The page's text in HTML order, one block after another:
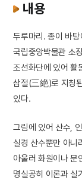
내용
두루마리. 종이 바
국립중앙박물관 소
조선화단에 있어 활
삼절(三絶)로 지칭
있다.
그림에 있어 산수,
실경 산수뿐만 아
아울러 화원이나 문
명실공히 이론과 실